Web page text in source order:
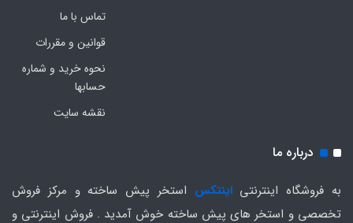
تماس با ما
قوانین و مقررات
نحوه خرید و شماره
حسابها
نقشه سایت
درباره ما
به فروشگاه اینترنتیاینتکس استخر پیش ساخته و مرکز فروش
تخصصی و استخر های پیش ساخته خوش آمدید . فروش اینترنتی و